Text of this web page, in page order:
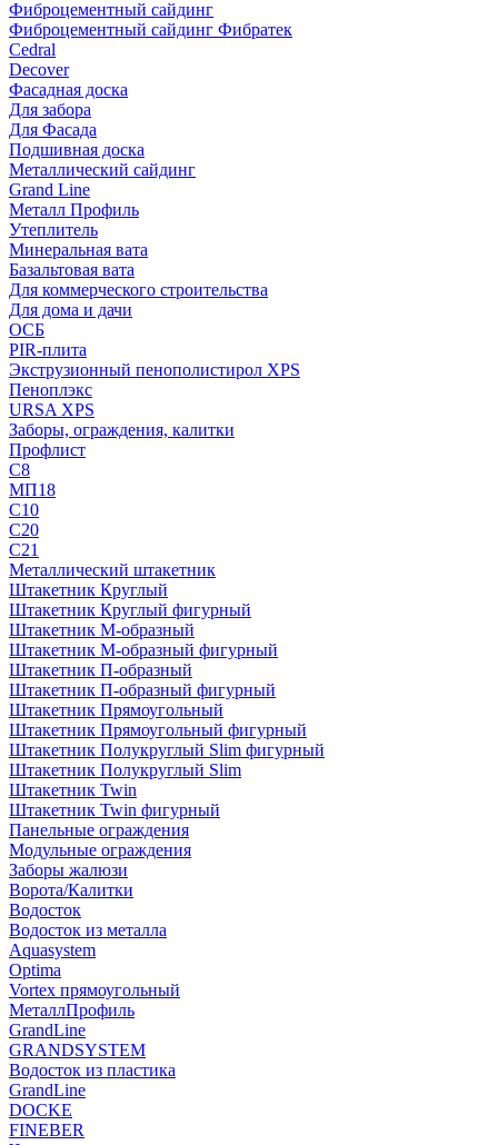
Фиброцементный сайдинг
Фиброцементный сайдинг Фибратек
Cedral
Decover
Фасадная доска
Для забора
Для Фасада
Подшивная доска
Металлический сайдинг
Grand Line
Металл Профиль
Утеплитель
Минеральная вата
Базальтовая вата
Для коммерческого строительства
Для дома и дачи
ОСБ
PIR-плита
Экструзионный пенополистирол XPS
Пеноплэкс
URSA XPS
Заборы, ограждения, калитки
Профлист
С8
МП18
С10
С20
С21
Металлический штакетник
Штакетник Круглый
Штакетник Круглый фигурный
Штакетник М-образный
Штакетник М-образный фигурный
Штакетник П-образный
Штакетник П-образный фигурный
Штакетник Прямоугольный
Штакетник Прямоугольный фигурный
Штакетник Полукруглый Slim фигурный
Штакетник Полукруглый Slim
Штакетник Twin
Штакетник Twin фигурный
Панельные ограждения
Модульные ограждения
Заборы жалюзи
Ворота/Калитки
Водосток
Водосток из металла
Aquasystem
Optima
Vortex прямоугольный
МеталлПрофиль
GrandLine
GRANDSYSTEM
Водосток из пластика
GrandLine
DOCKE
FINEBER